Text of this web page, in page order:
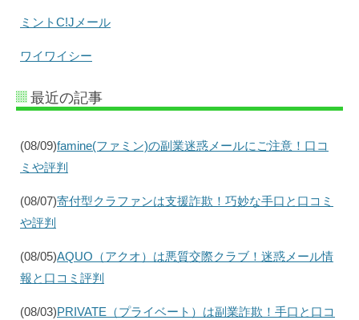
ミントC!Jメール
ワイワイシー
最近の記事
(08/09)famine(ファミン)の副業迷惑メールにご注意！口コ
ミや評判
(08/07)寄付型クラファンは支援詐欺！巧妙な手口と口コミ
や評判
(08/05)AQUO（アクオ）は悪質交際クラブ！迷惑メール情
報と口コミ評判
(08/03)PRIVATE（プライベート）は副業詐欺！手口と口コ